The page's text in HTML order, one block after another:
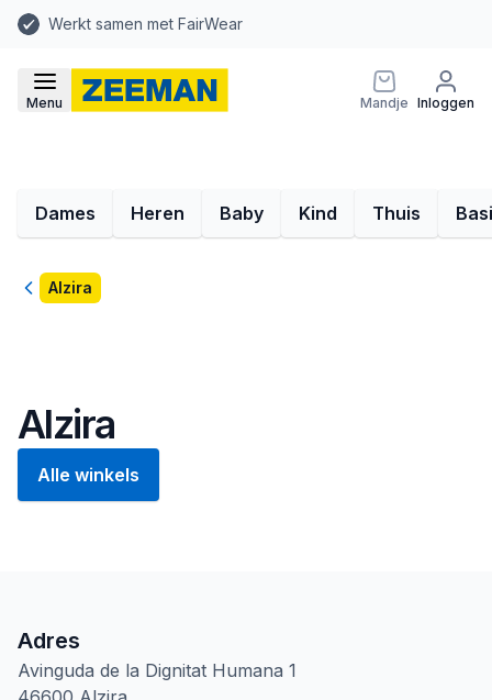
Werkt samen met FairWear
Menu Mandje Inloggen
Dames Heren Baby Kind Thuis
TerugAlzira
Alzira
Alle winkels
Adres
Avinguda de la Dignitat Humana 1